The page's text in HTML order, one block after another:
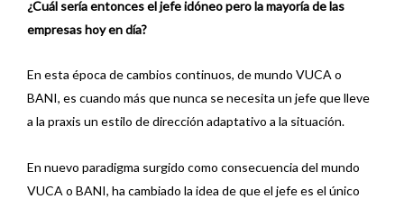
¿Cuál sería entonces el jefe idóneo pero la mayoría de las
empresas hoy en día?
En esta época de cambios continuos, de mundo VUCA o
BANI, es cuando más que nunca se necesita un jefe que lleve
a la praxis un estilo de dirección adaptativo a la situación.
En nuevo paradigma surgido como consecuencia del mundo
VUCA o BANI, ha cambiado la idea de que el jefe es el único